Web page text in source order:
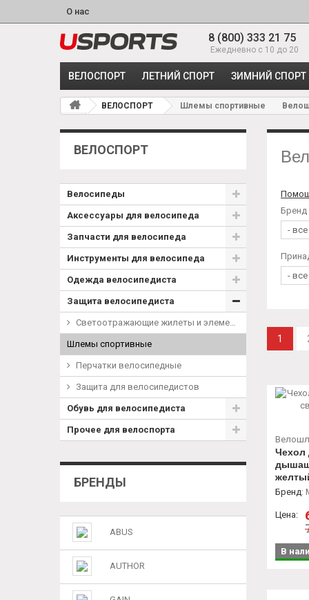
О нас
8 (800) 333 21 75
Ежедневно с 10 до 20
ВЕЛОСПОРТ ЛЕТНИЙ СПОРТ ЗИМНИЙ СПОРТ
ВЕЛОСПОРТ Шлемы спортивные
ВЕЛОСПОРТ
Велосипеды
Аксессуары для велосипеда
Запчасти для велосипеда
Инструменты для велосипеда
Одежда велосипедиста
Защита велосипедиста
Светоотражающие жилеты и элементы
Шлемы спортивные
Перчатки велосипедные
Защита для велосипедистов
Обувь для велосипедиста
Прочее для велоспорта
БРЕНДЫ
ABUS
AUTHOR
Бренд
1
Чехол
Бренд:
Цена:
В